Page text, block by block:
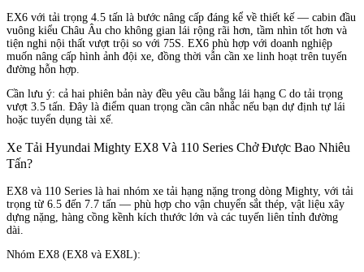
EX6 với tải trọng 4.5 tấn là bước nâng cấp đáng kể về thiết kế — cabin đầu
vuông kiểu Châu Âu cho không gian lái rộng rãi hơn, tầm nhìn tốt hơn và
tiện nghi nội thất vượt trội so với 75S. EX6 phù hợp với doanh nghiệp
muốn nâng cấp hình ảnh đội xe, đồng thời vẫn cần xe linh hoạt trên tuyến
đường hỗn hợp.
Cần lưu ý: cả hai phiên bản này đều yêu cầu bằng lái hạng C do tải trọng
vượt 3.5 tấn. Đây là điểm quan trọng cần cân nhắc nếu bạn dự định tự lái
hoặc tuyển dụng tài xế.
Xe Tải Hyundai Mighty EX8 Và 110 Series Chở Được Bao Nhiêu
Tấn?
EX8 và 110 Series là hai nhóm xe tải hạng nặng trong dòng Mighty, với tải
trọng từ 6.5 đến 7.7 tấn — phù hợp cho vận chuyển sắt thép, vật liệu xây
dựng nặng, hàng cồng kềnh kích thước lớn và các tuyến liên tỉnh đường
dài.
Nhóm EX8 (EX8 và EX8L):